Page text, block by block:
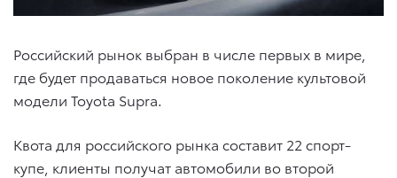
Российский рынок выбран в числе первых в мире,
где будет продаваться новое поколение культовой
модели Toyota Supra.
Квота для российского рынка составит 22 спорт-
купе, клиенты получат автомобили во второй